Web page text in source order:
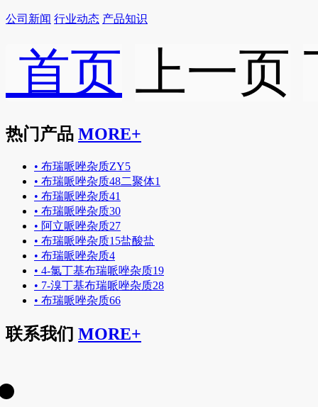
公司新闻 行业动态 产品知识
首页 上一页
热门产品 MORE+
• 布瑞哌唑杂质ZY5
• 布瑞哌唑杂质48二聚体1
• 布瑞哌唑杂质41
• 布瑞哌唑杂质30
• 阿立哌唑杂质27
• 布瑞哌唑杂质15盐酸盐
• 布瑞哌唑杂质4
• 4-氯丁基布瑞哌唑杂质19
• 7-溴丁基布瑞哌唑杂质28
• 布瑞哌唑杂质66
联系我们 MORE+